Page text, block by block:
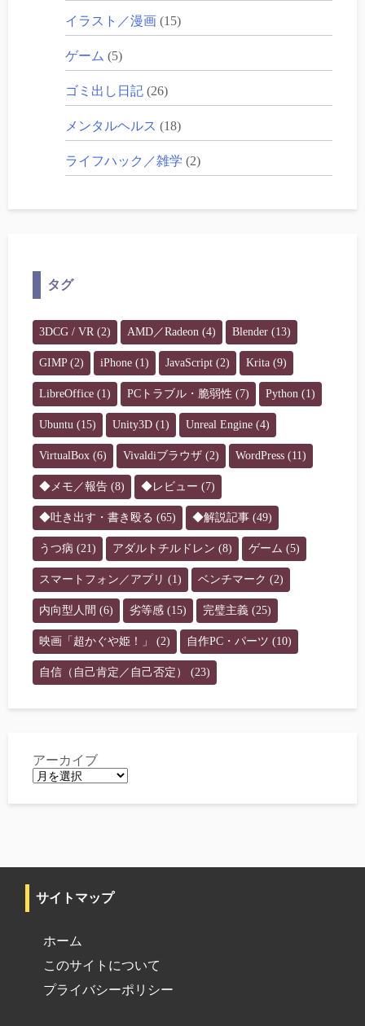
イラスト／漫画 (15)
ゲーム (5)
ゴミ出し日記 (26)
メンタルヘルス (18)
ライフハック／雑学 (2)
タグ
3DCG / VR (2) AMD／Radeon (4) Blender (13)
GIMP(2) iPhone (1) JavaScript (2) Krita (9)
LibreOffice (1) PCトラブル・脆弱性 (7) Python (1)
Ubuntu (15) Unity3D (1) Unreal Engine (4)
VirtualBox (6) Vivaldiブラウザ (2) WordPress (11)
◆メモ／報告 (8) ◆レビュー (7)
◆吐き出す・書き殴る (65) ◆解説記事 (49)
うつ病 (21) アダルトチルドレン (8) ゲーム (5)
スマートフォン／アプリ (1) ベンチマーク (2)
内向型人間 (6) 劣等感 (15) 完璧主義 (25)
映画「超かぐや姫！」 (2) 自作PC・パーツ (10)
自信（自己肯定／自己否定） (23)
アーカイブ
サイトマップ
ホーム
このサイトについて
プライバシーポリシー